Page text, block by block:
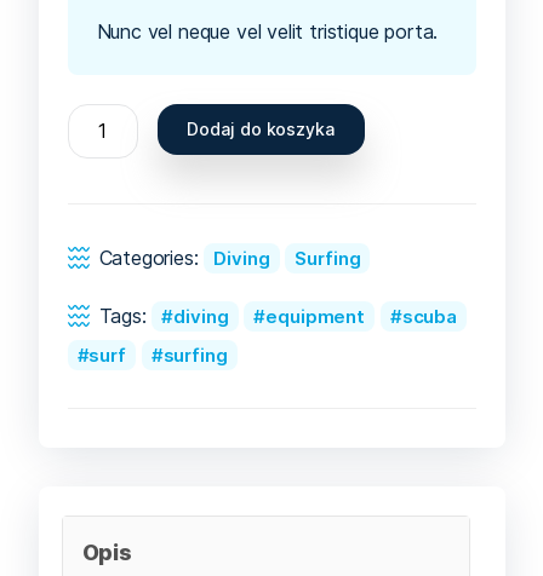
Nunc vel neque vel velit tristique porta.
Dodaj do koszyka
Categories: Diving Surfing
Tags: diving equipment
scuba
surf
surfing
Opis